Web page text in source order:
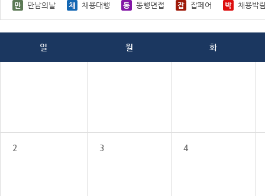
만남의날 채용대행 동행면접 잡페어 채용박
일 월 화
2 3 4